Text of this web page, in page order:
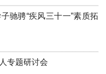
驰骋“疾风三十一”素质拓
专题研讨会